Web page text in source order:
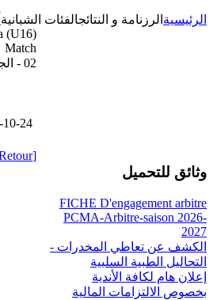
الرئيسية الرزنامة و النتائجالفئات الشبانية
(U16)
Match
02 - الجولة الثانية
10-24
[Retour]
وثائق للتحميل
FICHE D'engagement arbitre
PCMA-Arbitre-saison 2026-
2027
الكشف عن تعاطي المخدرات -
التحاليل الطبية السلبية
إعلان هام لكافة الأندية
بخصوص الالتزامات المالية